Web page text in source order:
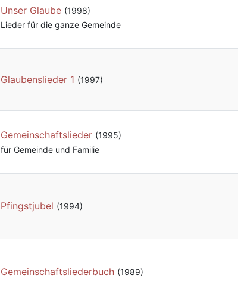
Unser Glaube (1998)
Lieder für die ganze Gemeinde
Glaubenslieder 1 (1997)
Gemeinschaftslieder (1995)
für Gemeinde und Familie
Pfingstjubel (1994)
Gemeinschaftsliederbuch (1989)